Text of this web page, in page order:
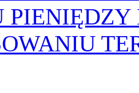
PIENIĘDZY